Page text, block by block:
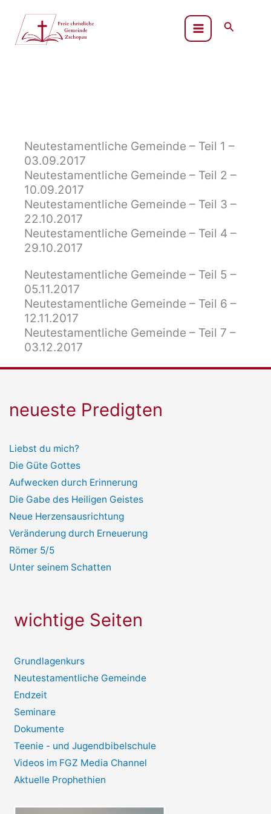
springen
Suchen
Neutestamentliche Gemeinde – Teil 1 –
03.09.2017
Neutestamentliche Gemeinde – Teil 2 –
10.09.2017
Neutestamentliche Gemeinde – Teil 3 –
22.10.2017
Neutestamentliche Gemeinde – Teil 4 –
29.10.2017
Neutestamentliche Gemeinde – Teil 5 –
05.11.2017
Neutestamentliche Gemeinde – Teil 6 –
12.11.2017
Neutestamentliche Gemeinde – Teil 7 –
03.12.2017
neueste Predigten
Liebst du mich?
Die Güte Gottes
Aufwecken durch Erinnerung
Die Gabe des Heiligen Geistes
Neue Herzensausrichtung
Veränderung durch Erneuerung
Römer 5/5
Unter seinem Schatten
wichtige Seiten
Grundlagenkurs
Neutestamentliche Gemeinde
Endzeit
Seminare
Dokumente
Teenie - und Jugendbibelschule
Videos im FGZ Media Channel
Aktuelle Prophethien